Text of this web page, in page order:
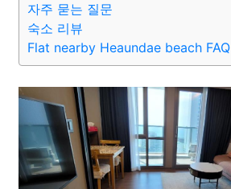
자주 묻는 질문
숙소 리뷰
Flat nearby Heaundae beach FAQ